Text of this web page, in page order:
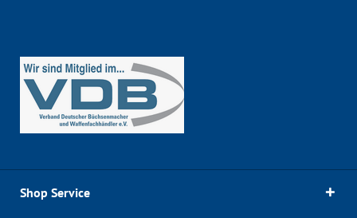
Shop Service